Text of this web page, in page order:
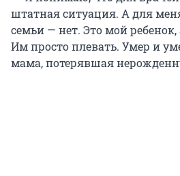
штатная ситуация. А для
семьи — нет. Это мой
Им просто плевать. Умер и
мама, потерявшая